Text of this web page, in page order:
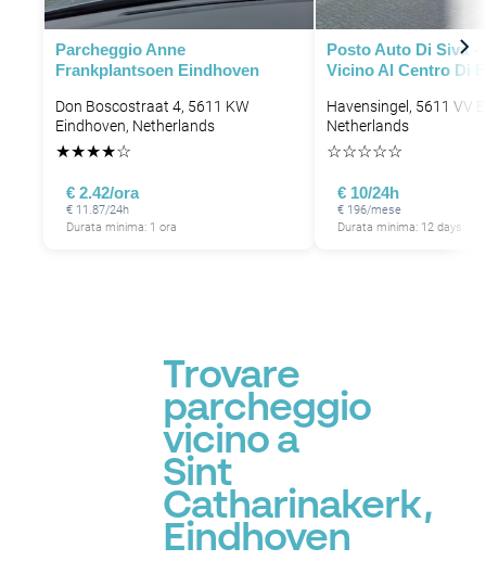
Parcheggio Anne
Frankplantsoen Eindhoven
Don Boscostraat 4, 5611 KW
Eindhoven, Netherlands
★★★★☆
€ 2.42/ora
€ 11.87/24h
Durata minima: 1 ora
Posto Auto Di Siva -
Vicino Al Centro Di
Havensingel, 5611 VV
Netherlands
☆☆☆☆☆
€ 10/24h
€ 196/mese
Durata minima: 12 days
Trovare
parcheggio
vicino a
Sint
Catharinakerk,
Eindhoven